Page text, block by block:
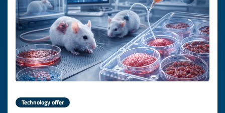
Technology offer